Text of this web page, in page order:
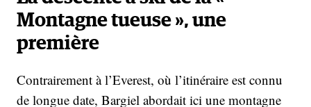
Montagne tueuse », une
première
Contrairement à l’Everest, où l’itinéraire est connu
de longue date, Bargiel abordait ici une montagne